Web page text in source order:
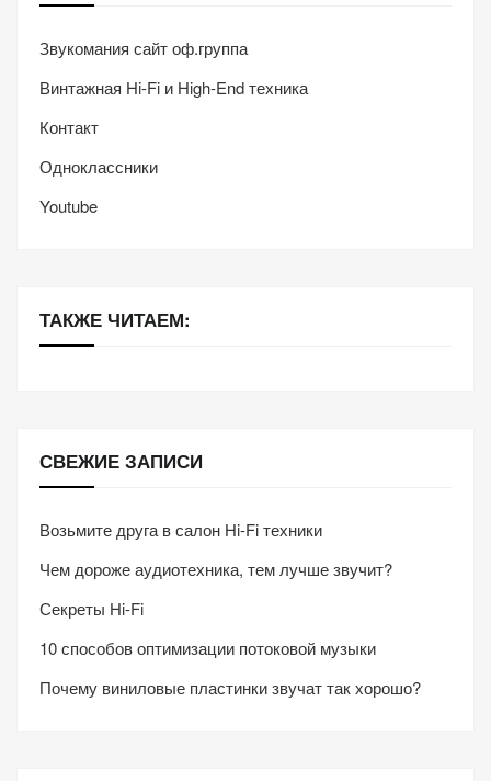
Звукомания сайт оф.группа
Винтажная Hi-Fi и High-End техника
Контакт
Одноклассники
Youtube
ТАКЖЕ ЧИТАЕМ:
СВЕЖИЕ ЗАПИСИ
Возьмите друга в салон Hi-Fi техники
Чем дороже аудиотехника, тем лучше звучит?
Секреты Hi-Fi
10 способов оптимизации потоковой музыки
Почему виниловые пластинки звучат так хорошо?